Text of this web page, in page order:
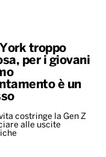
troppo
per i giovani
è un
costringe la Gen Z
alle uscite